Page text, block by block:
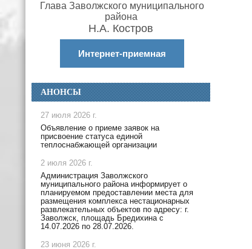
Глава Заволжского муниципального
района
Н.А. Костров
Интернет-приемная
АНОНСЫ
27 июля 2026 г.
Объявление о приеме заявок на
присвоение статуса единой
теплоснабжающей организации
2 июля 2026 г.
Администрация Заволжского
муниципального района информирует о
планируемом предоставлении места для
размещения комплекса нестационарных
развлекательных объектов по адресу: г.
Заволжск, площадь Бредихина с
14.07.2026 по 28.07.2026.
23 июня 2026 г.